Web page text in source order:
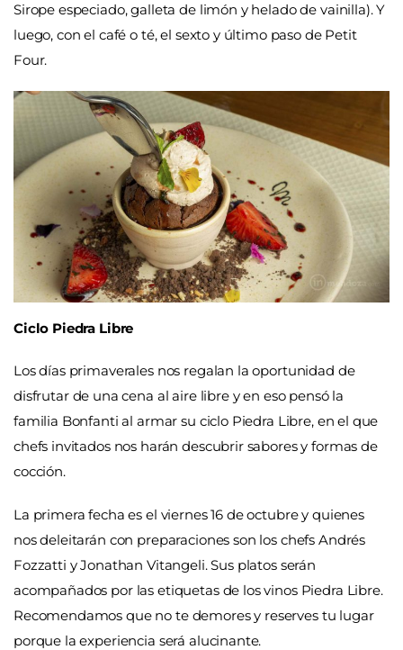
Sirope especiado, galleta de limón y helado de vainilla). Y
luego, con el café o té, el sexto y último paso de Petit
Four.
Ciclo Piedra Libre
Los días primaverales nos regalan la oportunidad de
disfrutar de una cena al aire libre y en eso pensó la
familia Bonfanti al armar su ciclo Piedra Libre, en el que
chefs invitados nos harán descubrir sabores y formas de
cocción.
La primera fecha es el viernes 16 de octubre y quienes
nos deleitarán con preparaciones son los chefs Andrés
Fozzatti y Jonathan Vitangeli. Sus platos serán
acompañados por las etiquetas de los vinos Piedra Libre.
Recomendamos que no te demores y reserves tu lugar
porque la experiencia será alucinante.